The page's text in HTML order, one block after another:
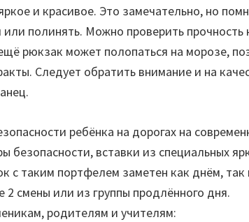
и красивое. Это замечательно, но
или полинять. Можно проверить прочность
рюкзак может полопаться на морозе,
Следует обратить внимание и на
ребёнка на дорогах на
безопасности, вставки из специальных
с таким портфелем заметен как днём, так
2 смены или из группы продлённого дня.
родителям и учителям: